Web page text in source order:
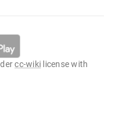
cc-wiki license with